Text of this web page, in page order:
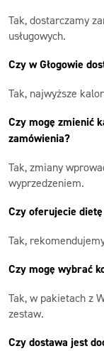
Tak, dostarczamy
usługowych.
Czy w Głogowie
Tak, najwyższe
Czy mogę zmienić
zamówienia?
Tak, zmiany
wyprzedzeniem.
Czy oferujecie
Tak,
Czy mogę wybrać
Tak, w pakietach z
zestaw.
Czy dostawa jest